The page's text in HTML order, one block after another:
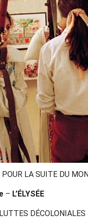
LA SUITE DU
– L’ÉLYSÉE
DÉCOLONIALES